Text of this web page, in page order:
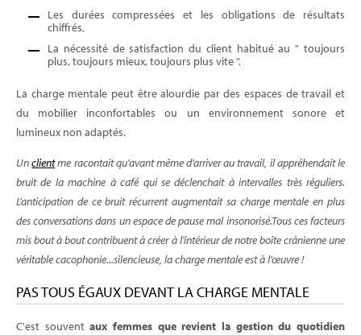
Les durées compressées et les obligations de résultats
chiffrés,
La nécessité de satisfaction du client habitué au " toujours
plus, toujours mieux, toujours plus vite ".
La charge mentale peut être alourdie par des espaces de travail et
du mobilier inconfortables ou un environnement sonore et
lumineux non adaptés.
Unclientme racontait qu'avant même d'arriver au travail, il appréhendait le
bruit de la machine à café qui se déclenchait à intervalles très réguliers.
L'anticipation de ce bruit récurrent augmentait sa charge mentale en plus
des conversations dans un espace de pause mal insonorisé.Tous ces facteurs
mis bout à bout contribuent à créer à l'intérieur de notre boîte crânienne une
véritable cacophonie...silencieuse, la charge mentale est à l'œuvre !
PAS TOUS ÉGAUX DEVANT LA CHARGE MENTALE
C'est souventaux femmes que revient la gestion du quotidien